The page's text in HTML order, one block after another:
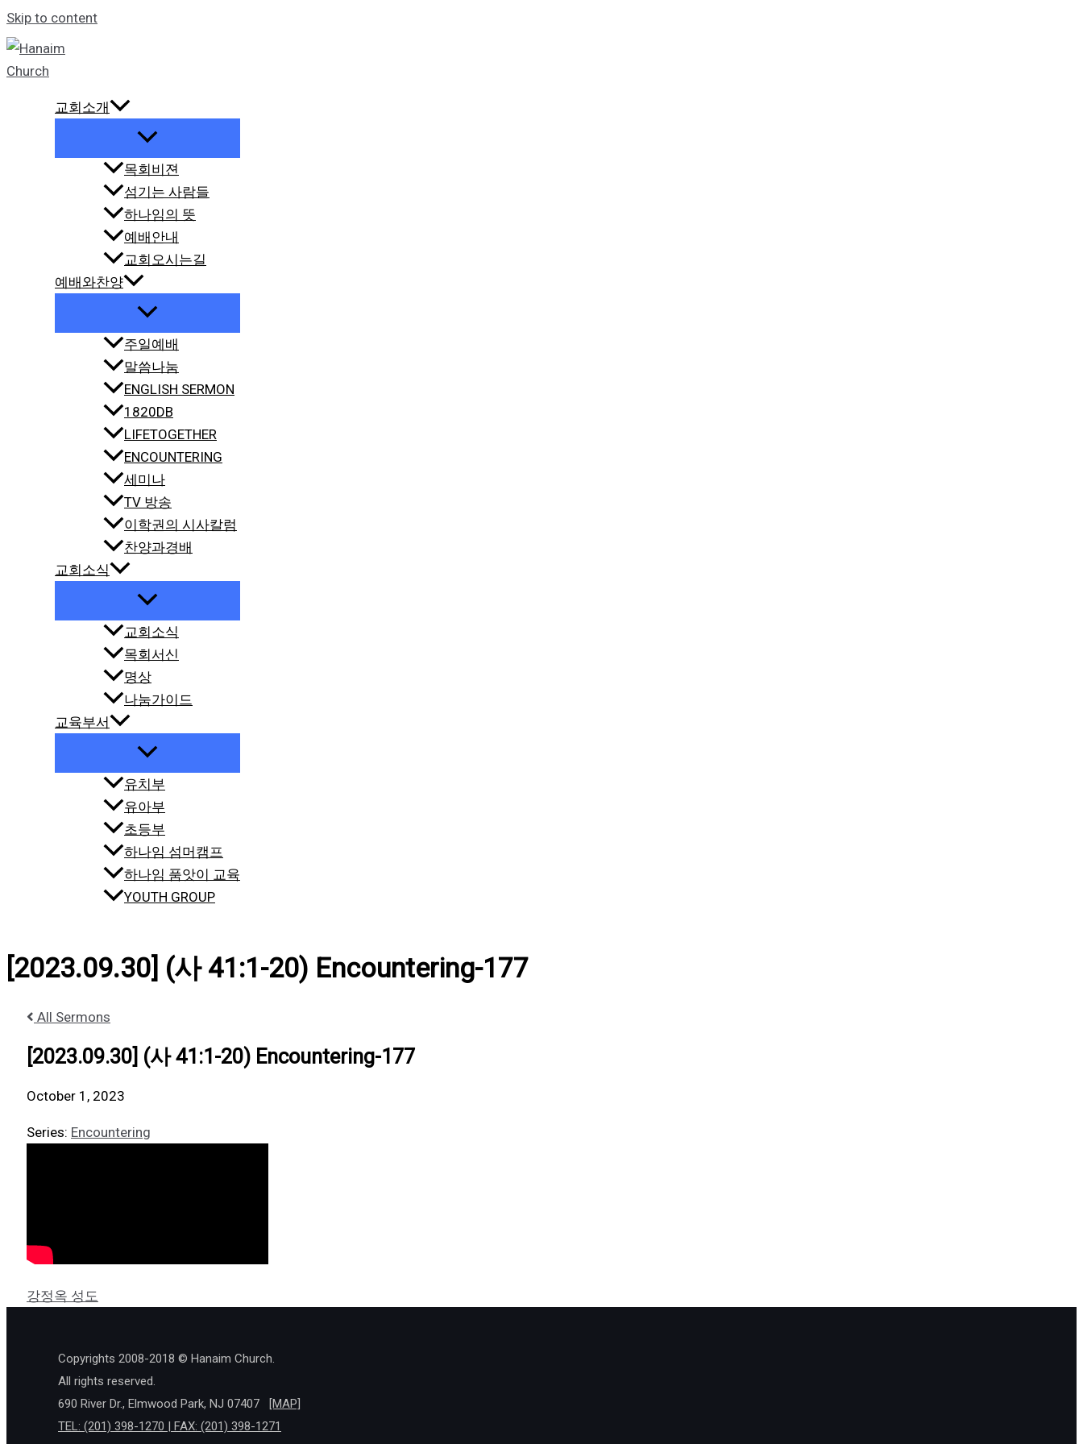
Skip to content
교회소개
목회비젼
섬기는 사람들
하나임의 뜻
예배안내
교회오시는길
예배와찬양
주일예배
말씀나눔
ENGLISH SERMON
1820DB
LIFETOGETHER
ENCOUNTERING
세미나
TV 방송
이학권의 시사칼럼
찬양과경배
교회소식
교회소식
목회서신
명상
나눔가이드
교육부서
유치부
유아부
초등부
하나임 섬머캠프
하나임 품앗이 교육
YOUTH GROUP
[2023.09.30] (사 41:1-20) Encountering-177
All Sermons
[2023.09.30] (사 41:1-20) Encountering-177
October 1, 2023
Series: Encountering
강정옥 성도
Copyrights 2008-2018 © Hanaim Church.
All rights reserved.
690 River Dr., Elmwood Park, NJ 07407
[MAP]
TEL: (201) 398-1270 | FAX: (201) 398-1271